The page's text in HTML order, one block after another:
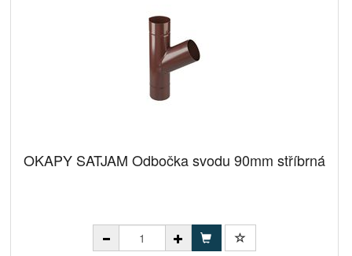
OKAPY SATJAM Odbočka svodu 90mm stříbrná